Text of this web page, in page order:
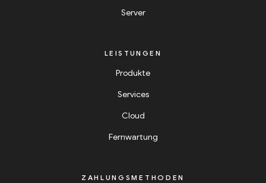
Server
LEISTUNGEN
Produkte
Services
Cloud
Fernwartung
ZAHLUNGSMETHODEN